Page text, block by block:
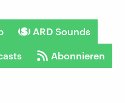
ARD Sounds
Abonnieren